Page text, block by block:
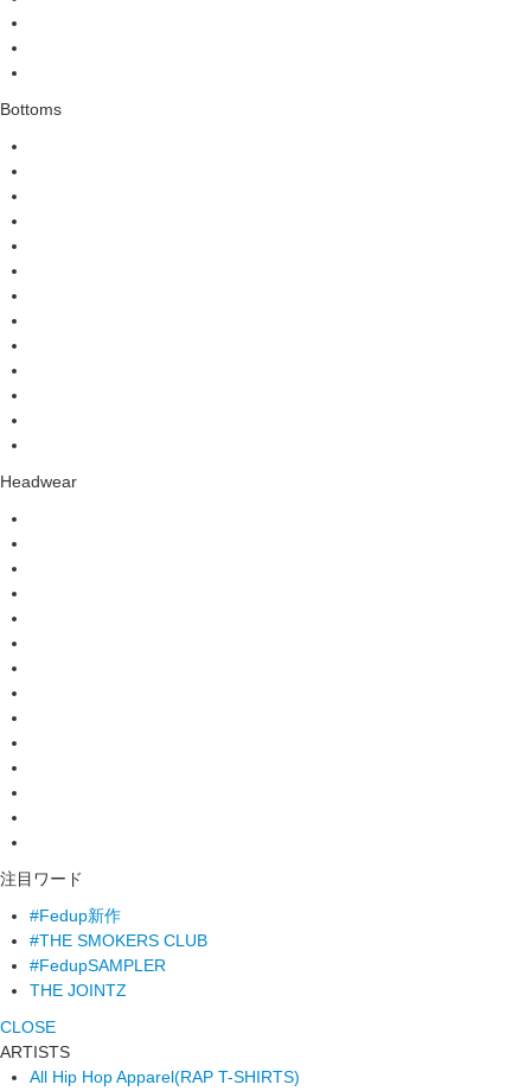
Bottoms
Headwear
注目ワード
#Fedup新作
#THE SMOKERS CLUB
#FedupSAMPLER
THE JOINTZ
CLOSE
ARTISTS
All Hip Hop Apparel(RAP T-SHIRTS)